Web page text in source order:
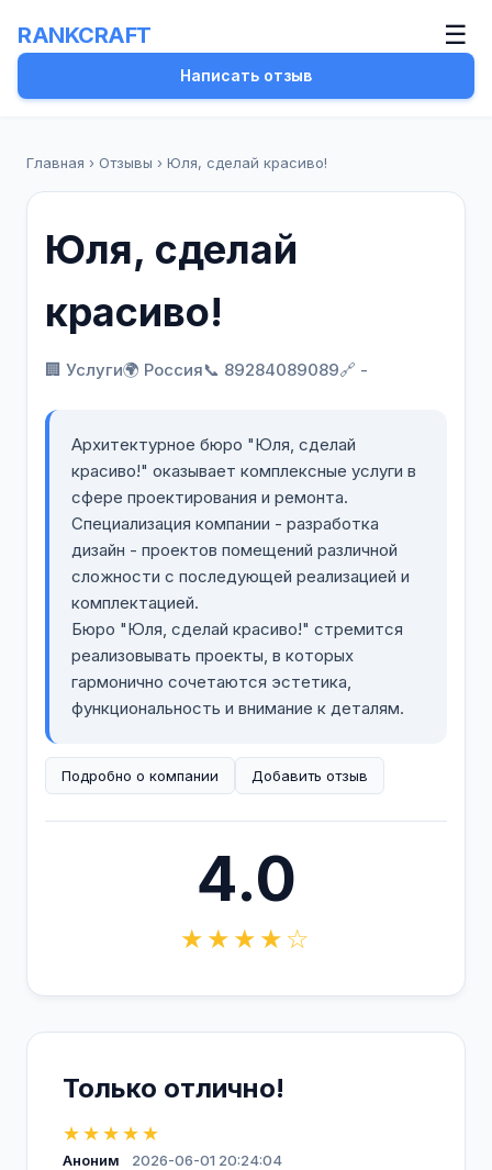
RANKCRAFT ☰
Написать отзыв
Главная › Отзывы › Юля, сделай красиво!
Юля, сделай
красиво!
🏢 Услуги🌍 Россия📞 89284089089🔗 -
Архитектурное бюро "Юля, сделай
красиво!" оказывает комплексные услуги в
сфере проектирования и ремонта.
Специализация компании - разработка
дизайн - проектов помещений различной
сложности с последующей реализацией и
комплектацией.
Бюро "Юля, сделай красиво!" стремится
реализовывать проекты, в которых
гармонично сочетаются эстетика,
функциональность и внимание к деталям.
Подробно о компании Добавить отзыв
4.0
★★★★☆
Только отлично!
★★★★★
Аноним
2026-06-01 20:24:04